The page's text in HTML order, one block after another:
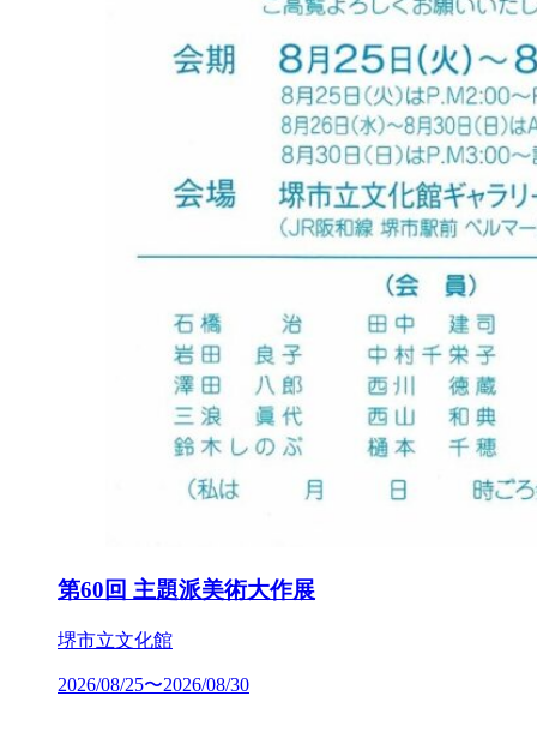
第60回 主題派美術大作展
堺市立文化館
2026/08/25〜2026/08/30